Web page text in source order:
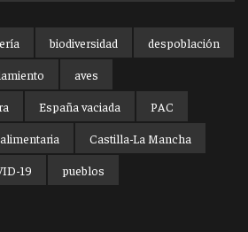
biodiversidad
despoblación
aves
España vaciada
PAC
Castilla-La Mancha
19 pueblos